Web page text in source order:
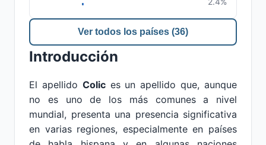
Ver todos los países (36)
Introducción
El apellido Colices un apellido que, aunque
no es uno de los más comunes a nivel
mundial, presenta una presencia significativa
en varias regiones, especialmente en países